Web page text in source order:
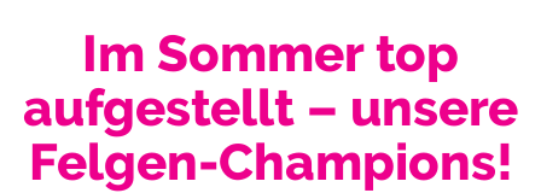
Im Sommer top
aufgestellt – unsere
Felgen-Champions!